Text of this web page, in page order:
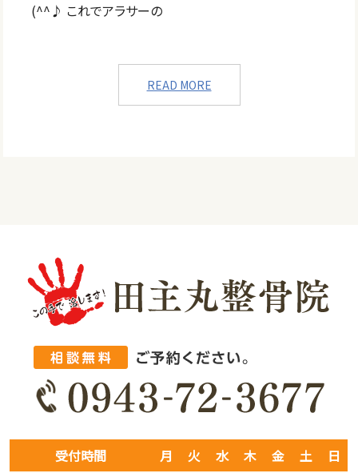
(^^♪ これでアラサーの
READ MORE
受付時間 月 火 水 木 金 土 日